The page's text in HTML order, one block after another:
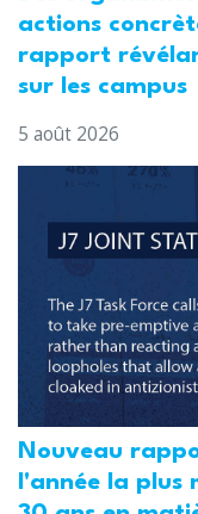
actions
rapport
sur les campus
5 août 2026
Nouveau
l'année la plus